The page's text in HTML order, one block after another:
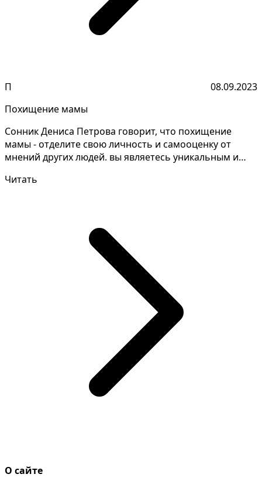
П
08.09.2023
Похищение мамы
Сонник Дениса Петрова говорит, что похищение
мамы - отделите свою личность и самооценку от
мнений других людей. вы являетесь уникальным и
Читать
О сайте